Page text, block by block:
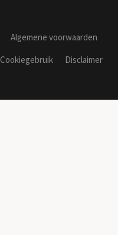
Algemene voorwaarden
Cookiegebruik
Disclaimer